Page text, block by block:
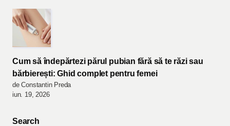
Cum să îndepărtezi părul pubian fără să te răzi sau
bărbierești: Ghid complet pentru femei
de Constantin Preda
iun. 19, 2026
Search